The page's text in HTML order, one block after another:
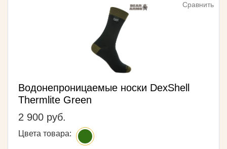
Сравнить
Водонепроницаемые носки DexShell
Thermlite Green
2 900 руб.
Цвета товара: